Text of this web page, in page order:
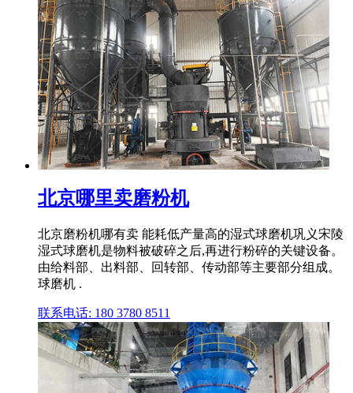
北京哪里卖磨粉机
北京磨粉机哪有卖 能耗低产量高的湿式球磨机巩义宋陵
湿式球磨机是物料被破碎之后,再进行粉碎的关键设备。
由给料部、出料部、回转部、传动部等主要部分组成。
球磨机 .
联系电话: 180 3780 8511